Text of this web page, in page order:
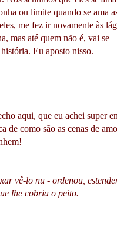
ou limite quando se ama
me fez ir novamente às
mas até quem não é, vai se
Eu aposto nisso.
aqui, que eu achei super
de como são as cenas de
vê-lo nu - ordenou,
lhe cobria o peito.